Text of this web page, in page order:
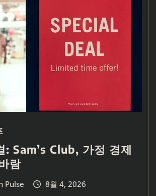
: Sam’s Club, 가정 경제
람
Pulse 8월 4, 2026